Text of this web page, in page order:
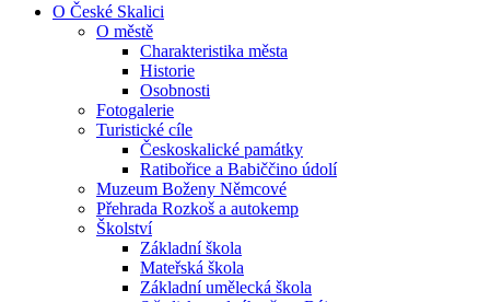
O České Skalici
O městě
Charakteristika města
Historie
Osobnosti
Fotogalerie
Turistické cíle
Českoskalické památky
Ratibořice a Babiččino údolí
Muzeum Boženy Němcové
Přehrada Rozkoš a autokemp
Školství
Základní škola
Mateřská škola
Základní umělecká škola